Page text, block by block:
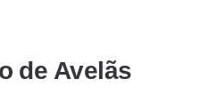
de Avelãs